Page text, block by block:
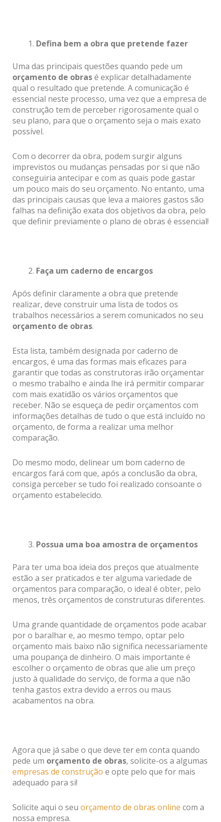
Defina bem a obra que pretende fazer
Uma das principais questões quando pede um
orçamento de obrasé explicar detalhadamente
qual o resultado que pretende. A comunicação é
essencial neste processo, uma vez que a empresa de
construção tem de perceber rigorosamente qual o
seu plano, para que o orçamento seja o mais exato
possível.
Com o decorrer da obra, podem surgir alguns
imprevistos ou mudanças pensadas por si que não
conseguiria antecipar e com as quais pode gastar
um pouco mais do seu orçamento. No entanto, uma
das principais causas que leva a maiores gastos são
falhas na definição exata dos objetivos da obra, pelo
que definir previamente o plano de obras é essencial!
Faça um caderno de encargos
Após definir claramente a obra que pretende
realizar, deve construir uma lista de todos os
trabalhos necessários a serem comunicados no seu
orçamento de obras.
Esta lista, também designada por caderno de
encargos, é uma das formas mais eficazes para
garantir que todas as construtoras irão orçamentar
o mesmo trabalho e ainda lhe irá permitir comparar
com mais exatidão os vários orçamentos que
receber. Não se esqueça de pedir orçamentos com
informações detalhas de tudo o que está incluído no
orçamento, de forma a realizar uma melhor
comparação.
Do mesmo modo, delinear um bom caderno de
encargos fará com que, após a conclusão da obra,
consiga perceber se tudo foi realizado consoante o
orçamento estabelecido.
Possua uma boa amostra de orçamentos
Para ter uma boa ideia dos preços que atualmente
estão a ser praticados e ter alguma variedade de
orçamentos para comparação, o ideal é obter, pelo
menos, três orçamentos de construturas diferentes.
Uma grande quantidade de orçamentos pode acabar
por o baralhar e, ao mesmo tempo, optar pelo
orçamento mais baixo não significa necessariamente
uma poupança de dinheiro. O mais importante é
escolher o orçamento de obras que alie um preço
justo à qualidade do serviço, de forma a que não
tenha gastos extra devido a erros ou maus
acabamentos na obra.
Agora que já sabe o que deve ter em conta quando
pede um orçamento de obras, solicite-os a algumas
empresas de construção e opte pelo que for mais
adequado para si!
Solicite aqui o seu orçamento de obras online com a
nossa empresa.